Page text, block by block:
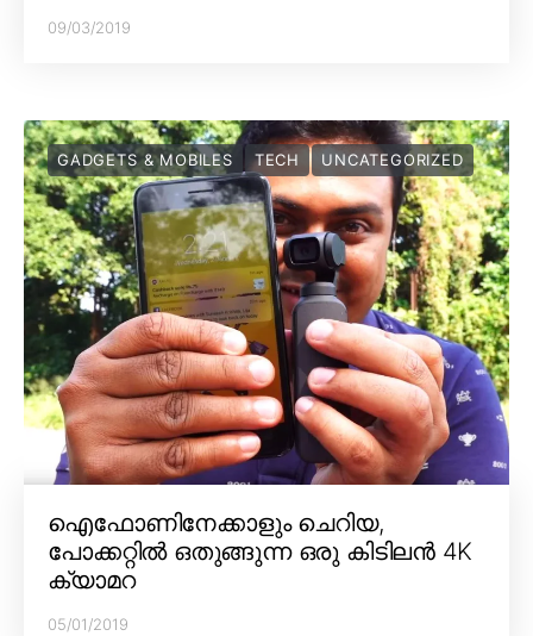
09/03/2019
GADGETS & MOBILES TECH UNCATEGORIZED
ഐഫോണിനേക്കാളും ചെറിയ,
പോക്കറ്റിൽ ഒതുങ്ങുന്ന ഒരു കിടിലൻ 4K
ക്യാമറ
05/01/2019